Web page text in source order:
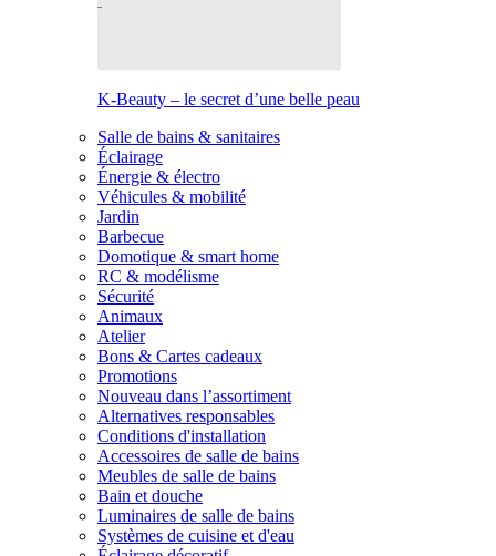
K-Beauty – le secret d’une belle peau
Salle de bains & sanitaires
Éclairage
Énergie & électro
Véhicules & mobilité
Jardin
Barbecue
Domotique & smart home
RC & modélisme
Sécurité
Animaux
Atelier
Bons & Cartes cadeaux
Promotions
Nouveau dans l’assortiment
Alternatives responsables
Conditions d'installation
Accessoires de salle de bains
Meubles de salle de bains
Bain et douche
Luminaires de salle de bains
Systèmes de cuisine et d'eau